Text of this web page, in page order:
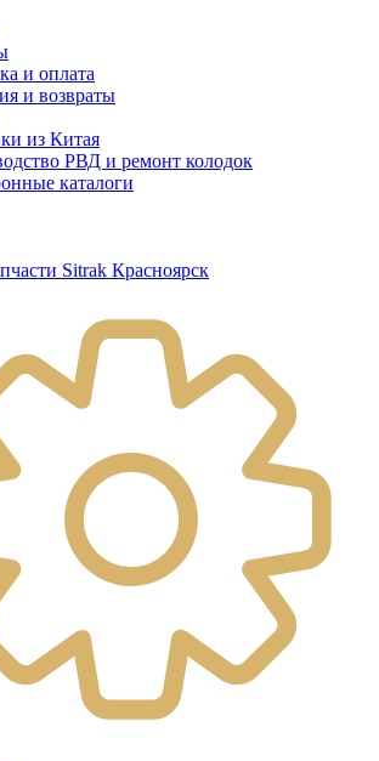
и оплата
и возвраты
из Китая
РВД и ремонт колодок
каталоги
Sitrak Красноярск